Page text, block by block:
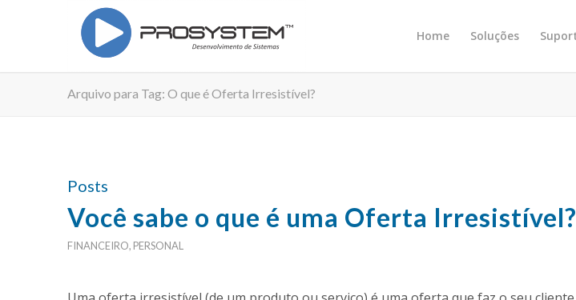
Home Soluções
Arquivo para Tag: O que é Oferta Irresistível?
Posts
Você sabe o que é uma Oferta Irresistível?
FINANCEIRO, PERSONAL